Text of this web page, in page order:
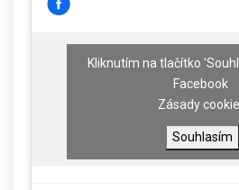
Kliknutím na tlačítko
Facebook
Zásady
Souhlasím